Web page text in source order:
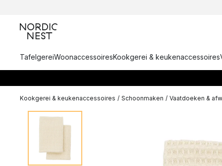
TafelgereiWoonaccessoiresKookgerei & keukenaccessoires
Kookgerei & keukenaccessoires / Schoonmaken / Vaatdoeken &